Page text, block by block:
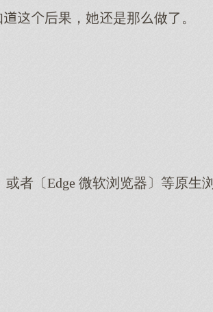
果，是那做了。
者〔Edge 微软浏览器〕等原生浏